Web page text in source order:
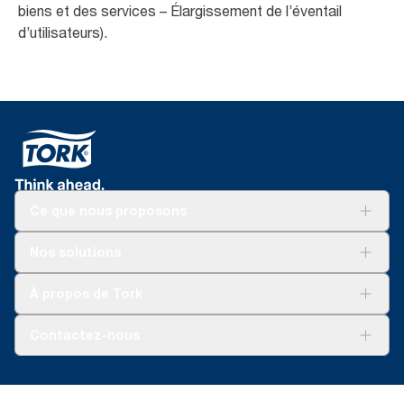
biens et des services – Élargissement de l’éventail
d’utilisateurs). ​
01 85 07 92 00